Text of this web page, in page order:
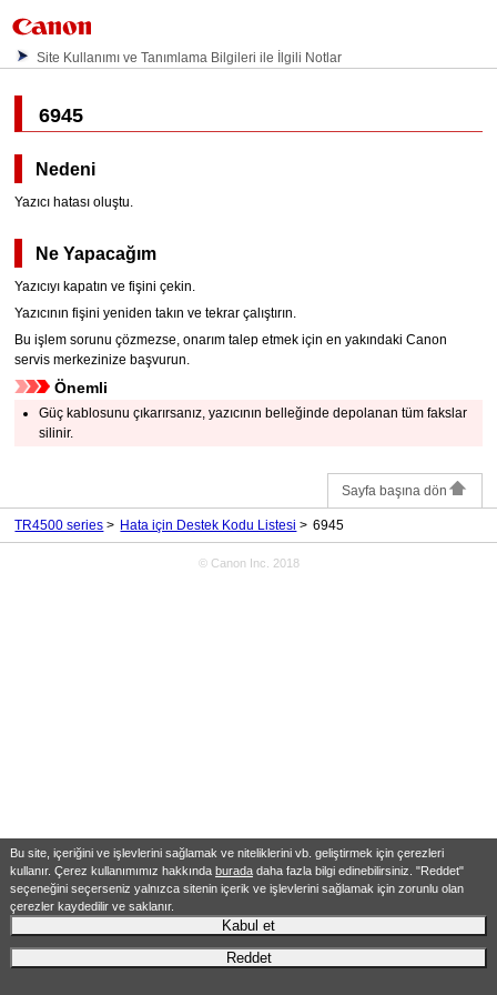
Bu site, içeriğini ve işlevlerini sağlamak ve niteliklerini vb. geliştirmek için çerezleri
kullanır. Çerez kullanımımız hakkında buradadaha fazla bilgi edinebilirsiniz. "Reddet"
seçeneğini seçerseniz yalnızca sitenin içerik ve işlevlerini sağlamak için zorunlu olan
çerezler kaydedilir ve saklanır.
Kabul et
Reddet
Site Kullanımı ve Tanımlama Bilgileri ile İlgili Notlar
6945
Nedeni
Yazıcı hatası oluştu.
Ne Yapacağım
Yazıcıyı kapatın ve fişini çekin.
Yazıcının fişini yeniden takın ve tekrar çalıştırın.
Bu işlem sorunu çözmezse, onarım talep etmek için en yakındakiCanon
servis merkezinize başvurun.
Önemli
Güç kablosunu çıkarırsanız,yazıcının belleğinde depolanan tüm fakslar
silinir.
Sayfa başına dön
TR4500 series Hata için Destek Kodu Listesi 6945
© Canon Inc. 2018